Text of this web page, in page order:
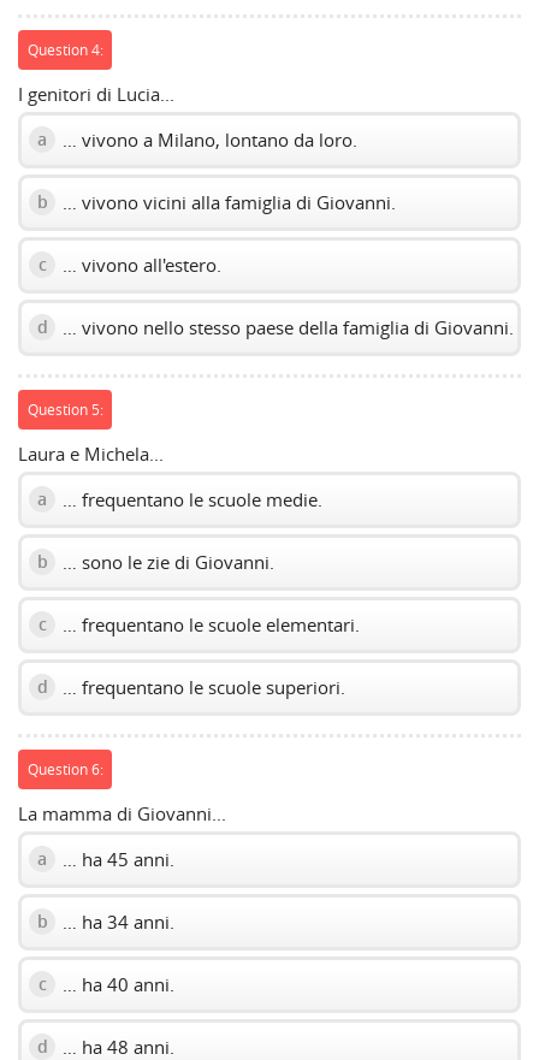
Question 4:
I genitori di Lucia...
a … vivono a Milano, lontano da loro.
b … vivono vicini alla famiglia di Giovanni.
c … vivono all'estero.
d … vivono nello stesso paese della famiglia di Giovanni.
Question 5:
Laura e Michela...
a … frequentano le scuole medie.
b … sono le zie di Giovanni.
c … frequentano le scuole elementari.
d … frequentano le scuole superiori.
Question 6:
La mamma di Giovanni...
a … ha 45 anni.
b … ha 34 anni.
c … ha 40 anni.
d … ha 48 anni.